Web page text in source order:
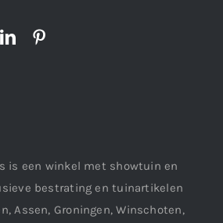
is een winkel met showtuin en
bestrating en tuinartikelen
Assen, Groningen, Winschoten,